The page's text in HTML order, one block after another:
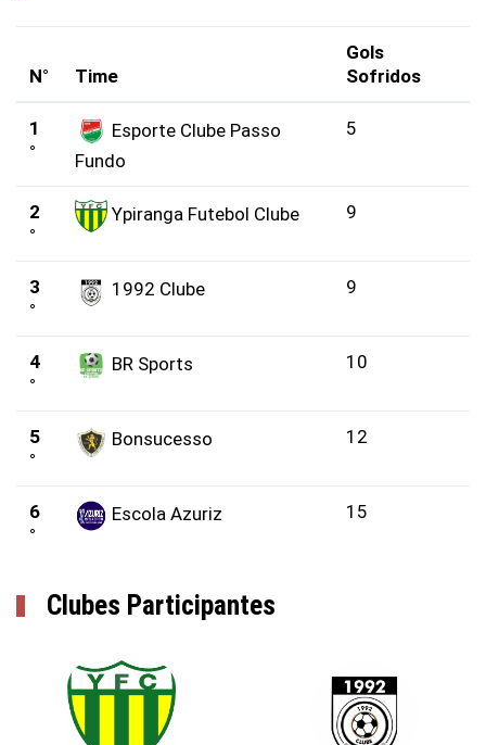
N° Time
Gols
Sofridos
1
°
Esporte Clube Passo
Fundo
5
2
°
Ypiranga Futebol Clube 9
3
°
1992 Clube 9
4
°
BR Sports 10
5
°
Bonsucesso 12
6
°
Escola Azuriz 15
Clubes Participantes